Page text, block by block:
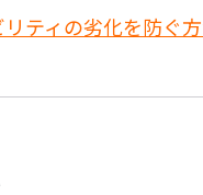
ティの劣化を防ぐ